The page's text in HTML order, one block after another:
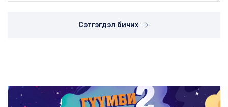
Сэтгэгдэл бичих